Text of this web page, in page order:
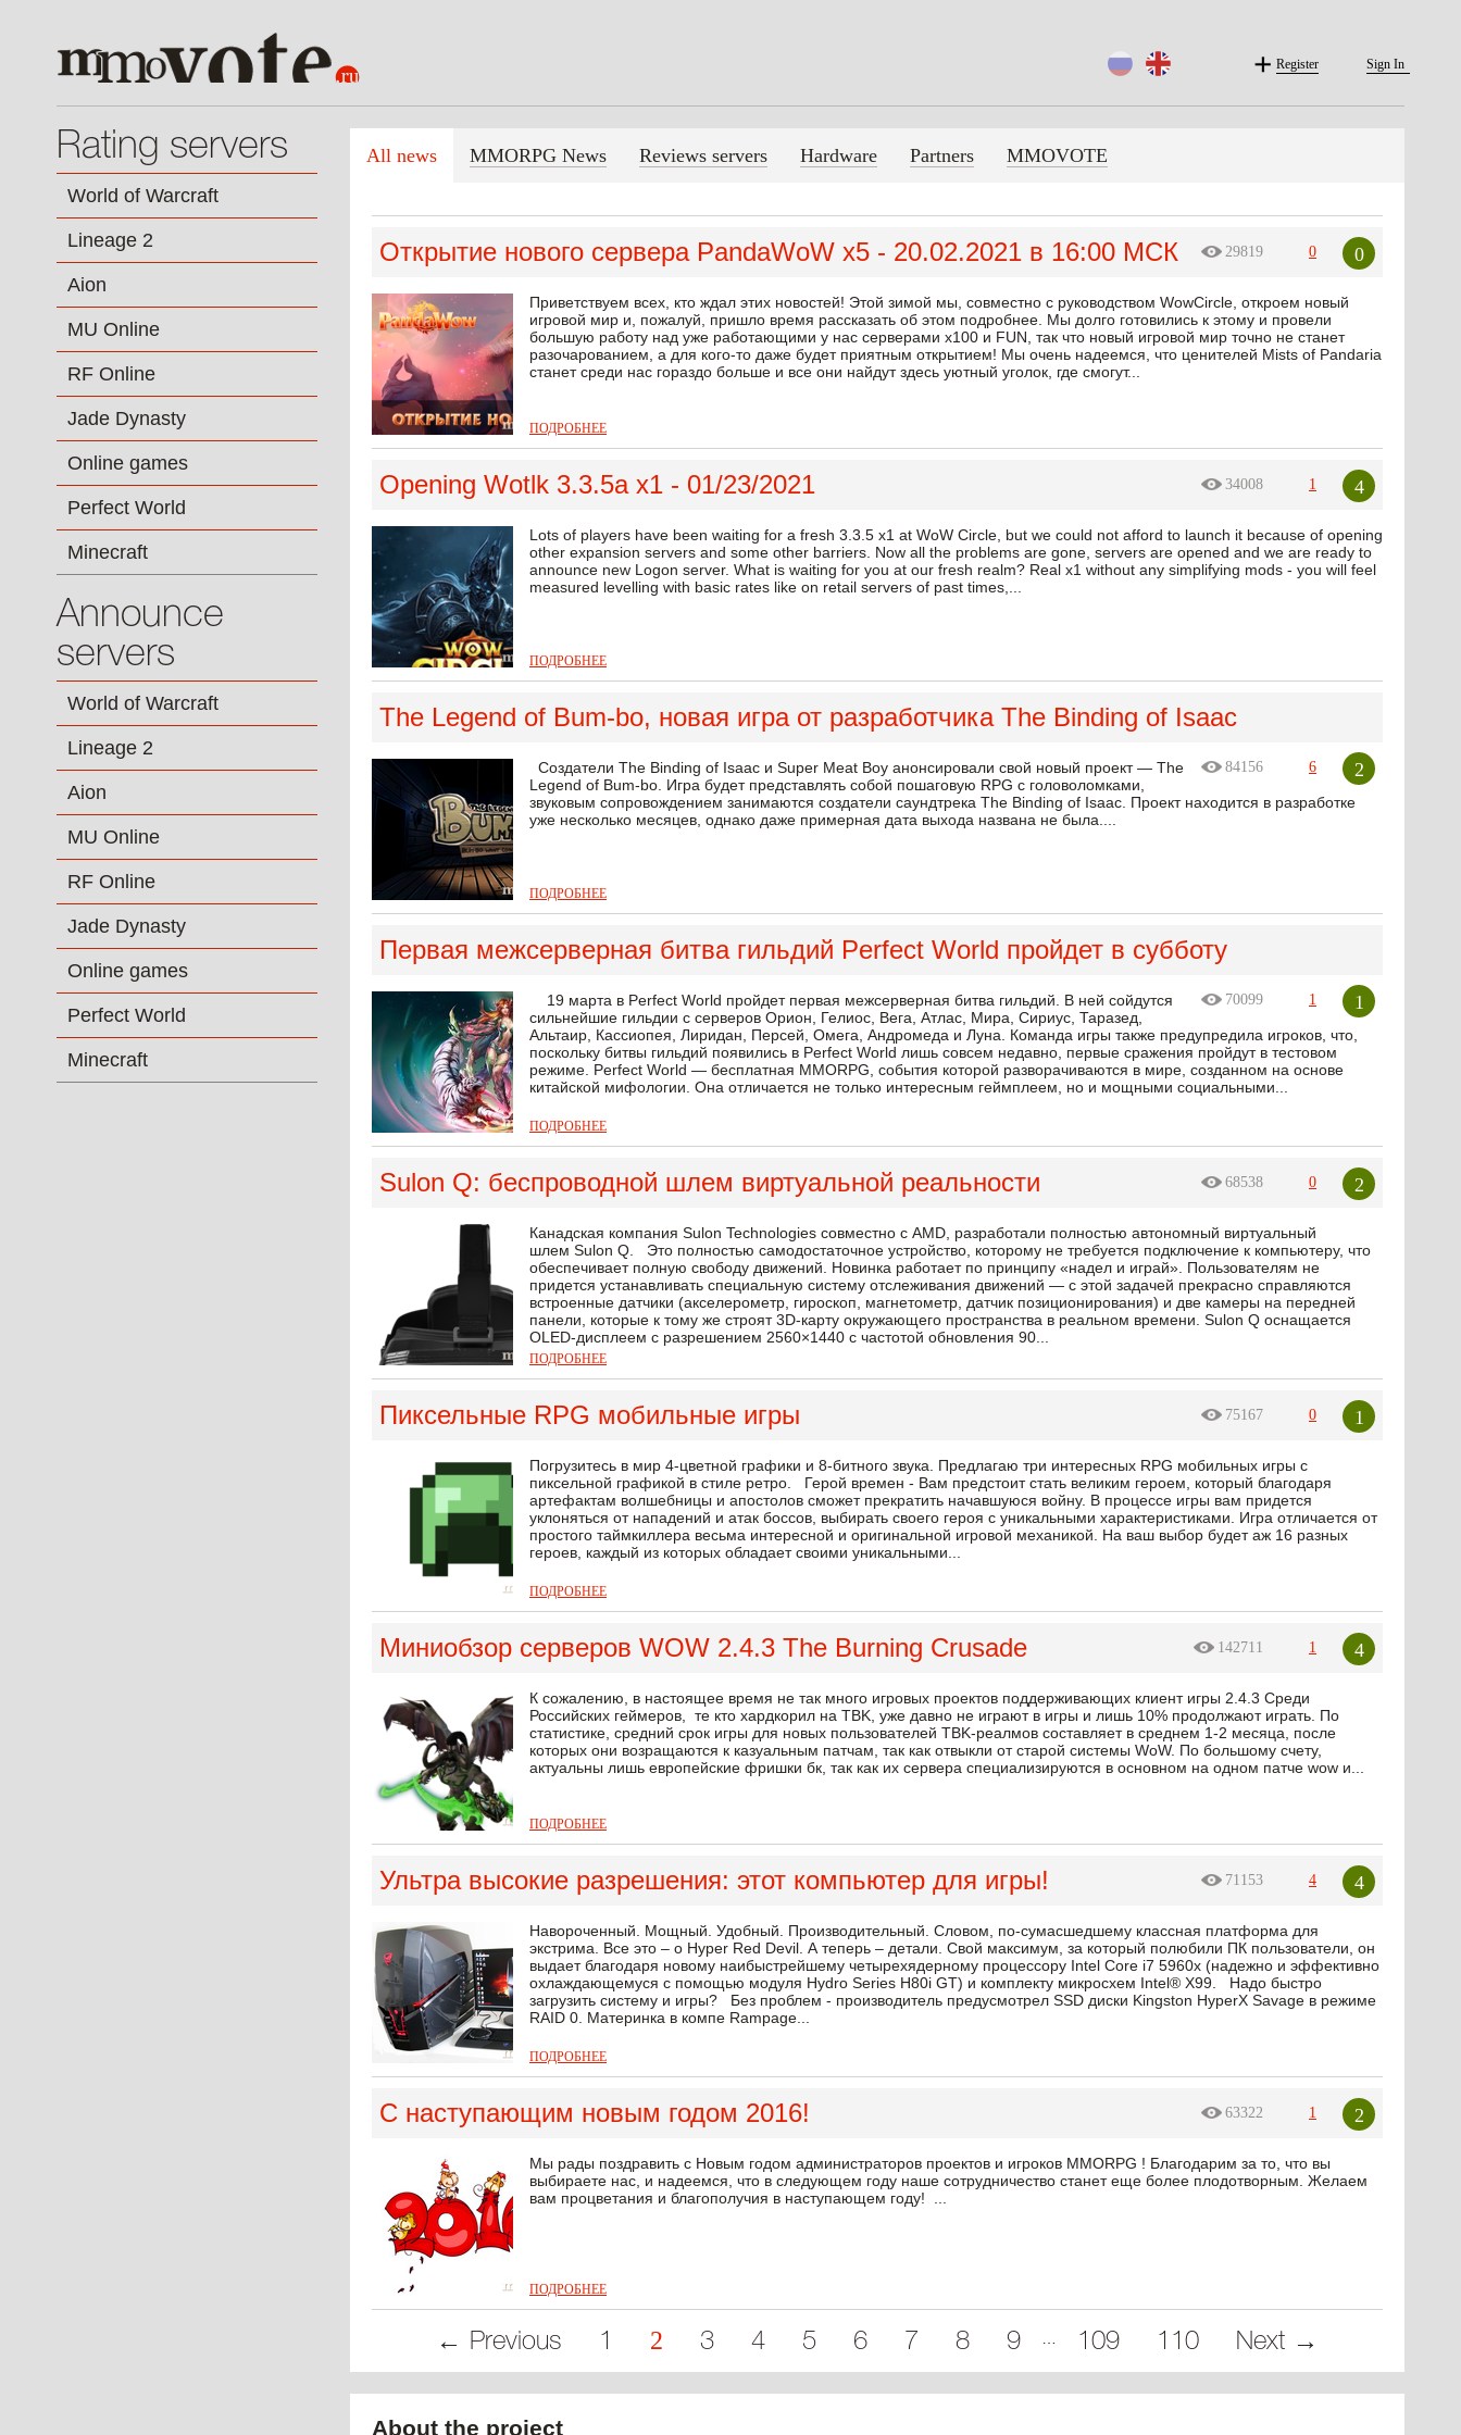
Register Sign In
Rating servers
World of Warcraft
Lineage 2
Aion
MU Online
RF Online
Jade Dynasty
Online games
Perfect World
Minecraft
Announce
servers
World of Warcraft
Lineage 2
Aion
MU Online
RF Online
Jade Dynasty
Online games
Perfect World
Minecraft
All news MMORPG News Reviews servers Hardware Partners MMOVOTE
Открытие нового сервера PandaWoW x5 - 20.02.2021 в 16:00 МСК 29819 0 0
Приветствуем всех, кто ждал этих новостей! Этой зимой мы, совместно с руководством WowCircle, откроем новый
игровой мир и, пожалуй, пришло время рассказать об этом подробнее. Мы долго готовились к этому и провели
большую работу над уже работающими у нас серверами х100 и FUN, так что новый игровой мир точно не станет
разочарованием, а для кого-то даже будет приятным открытием! Мы очень надеемся, что ценителей Mists of Pandaria
станет среди нас гораздо больше и все они найдут здесь уютный уголок, где смогут...
ПОДРОБНЕЕ
Opening Wotlk 3.3.5a x1 - 01/23/2021 34008 1 4
Lots of players have been waiting for a fresh 3.3.5 x1 at WoW Circle, but we could not afford to launch it because of opening
other expansion servers and some other barriers. Now all the problems are gone, servers are opened and we are ready to
announce new Logon server. What is waiting for you at our fresh realm? Real x1 without any simplifying mods - you will feel
measured levelling with basic rates like on retail servers of past times,...
ПОДРОБНЕЕ
The Legend of Bum-bo, новая игра от разработчика The Binding of Isaac
84156 6 2
Создатели The Binding of Isaac и Super Meat Boy анонсировали свой новый проект — The
Legend of Bum-bo. Игра будет представлять собой пошаговую RPG с головоломками,
звуковым сопровождением занимаются создатели саундтрека The Binding of Isaac. Проект находится в разработке
уже несколько месяцев, однако даже примерная дата выхода названа не была....
ПОДРОБНЕЕ
Первая межсерверная битва гильдий Perfect World пройдет в субботу
70099 1 1
19 марта в Perfect World пройдет первая межсерверная битва гильдий. В ней сойдутся
сильнейшие гильдии с серверов Орион, Гелиос, Вега, Атлас, Мира, Сириус, Таразед,
Альтаир, Кассиопея, Лиридан, Персей, Омега, Андромеда и Луна. Команда игры также предупредила игроков, что,
поскольку битвы гильдий появились в Perfect World лишь совсем недавно, первые сражения пройдут в тестовом
режиме. Perfect World — бесплатная MMORPG, события которой разворачиваются в мире, созданном на основе
китайской мифологии. Она отличается не только интересным геймплеем, но и мощными социальными...
ПОДРОБНЕЕ
Sulon Q: беспроводной шлем виртуальной реальности 68538 0 2
Канадская компания Sulon Technologies совместно с AMD, разработали полностью автономный виртуальный
шлем Sulon Q. Это полностью самодостаточное устройство, которому не требуется подключение к компьютеру, что
обеспечивает полную свободу движений. Новинка работает по принципу «надел и играй». Пользователям не
придется устанавливать специальную систему отслеживания движений — с этой задачей прекрасно справляются
встроенные датчики (акселерометр, гироскоп, магнетометр, датчик позиционирования) и две камеры на передней
панели, которые к тому же строят 3D-карту окружающего пространства в реальном времени. Sulon Q оснащается
OLED-дисплеем с разрешением 2560×1440 с частотой обновления 90...
ПОДРОБНЕЕ
Пиксельные RPG мобильные игры 75167 0 1
Погрузитесь в мир 4-цветной графики и 8-битного звука. Предлагаю три интересных RPG мобильных игры с
пиксельной графикой в стиле ретро. Герой времен - Вам предстоит стать великим героем, который благодаря
артефактам волшебницы и апостолов сможет прекратить начавшуюся войну. В процессе игры вам придется
уклоняться от нападений и атак боссов, выбирать своего героя с уникальными характеристиками. Игра отличается от
простого таймкиллера весьма интересной и оригинальной игровой механикой. На ваш выбор будет аж 16 разных
героев, каждый из которых обладает своими уникальными...
ПОДРОБНЕЕ
Миниобзор серверов WOW 2.4.3 The Burning Crusade 142711 1 4
К сожалению, в настоящее время не так много игровых проектов поддерживающих клиент игры 2.4.3 Среди
Российских геймеров, те кто хардкорил на TBK, уже давно не играют в игры и лишь 10% продолжают играть. По
статистике, средний срок игры для новых пользователей TBK-реалмов составляет в среднем 1-2 месяца, после
которых они возращаются к казуальным патчам, так как отвыкли от старой системы WoW. По большому счету,
актуальны лишь европейские фришки бк, так как их сервера специализируются в основном на одном патче wow и...
ПОДРОБНЕЕ
Ультра высокие разрешения: этот компьютер для игры! 71153 4 4
Навороченный. Мощный. Удобный. Производительный. Словом, по-сумасшедшему классная платформа для
экстрима. Все это – о Hyper Red Devil. А теперь – детали. Свой максимум, за который полюбили ПК пользователи, он
выдает благодаря новому наибыстрейшему четырехядерному процессору Intel Core i7 5960x (надежно и эффективно
охлаждающемуся с помощью модуля Hydro Series H80i GT) и комплекту микросхем Intel® X99. Надо быстро
загрузить систему и игры? Без проблем - производитель предусмотрел SSD диски Kingston HyperX Savage в режиме
RAID 0. Материнка в компе Rampage...
ПОДРОБНЕЕ
С наступающим новым годом 2016! 63322 1 2
Мы рады поздравить с Новым годом администраторов проектов и игроков MMORPG ! Благодарим за то, что вы
выбираете нас, и надеемся, что в следующем году наше сотрудничество станет еще более плодотворным. Желаем
вам процветания и благополучия в наступающем году! ...
ПОДРОБНЕЕ
← Previous 1 2 3 4 5 6 7 8 9 109 110 Next →
About the project